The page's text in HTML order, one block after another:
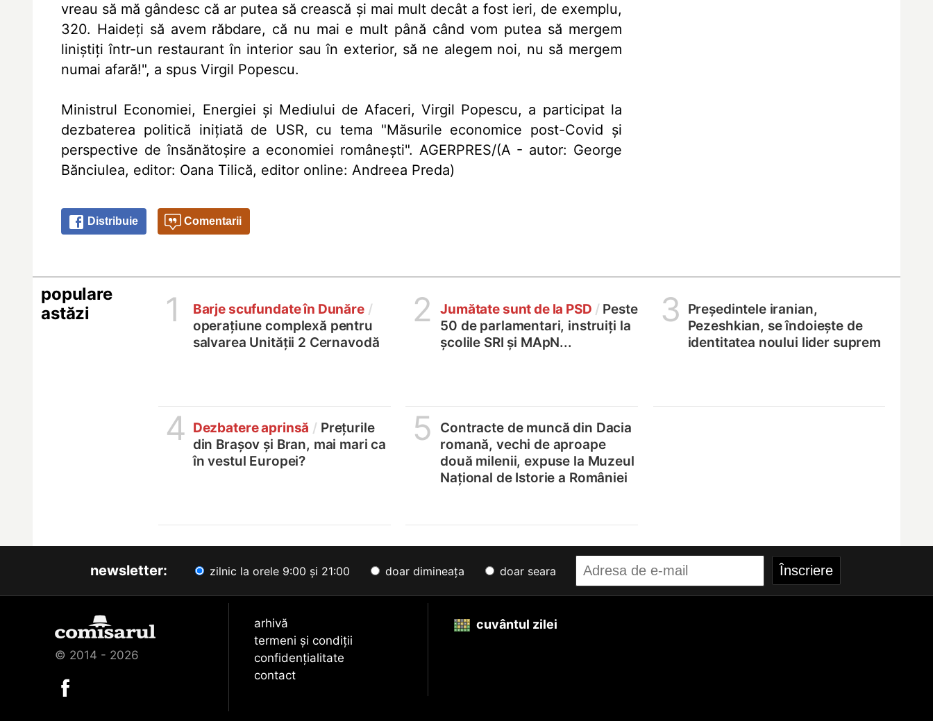
vreau să mă gândesc că ar putea să crească şi mai mult decât a fost ieri, de exemplu,
320. Haideţi să avem răbdare, că nu mai e mult până când vom putea să mergem
liniştiţi într-un restaurant în interior sau în exterior, să ne alegem noi, nu să mergem
numai afară!", a spus Virgil Popescu.
Ministrul Economiei, Energiei şi Mediului de Afaceri, Virgil Popescu, a participat la
dezbaterea politică iniţiată de USR, cu tema "Măsurile economice post-Covid şi
perspective de însănătoşire a economiei româneşti". AGERPRES/(A - autor: George
Bănciulea, editor: Oana Tilică, editor online: Andreea Preda)
Distribuie Comentarii
populare
astăzi
1 Barje scufundate în Dunăre /
operațiune complexă pentru
salvarea Unității 2 Cernavodă
2 Jumătate sunt de la PSD / Peste
50 de parlamentari, instruiți la
școlile SRI și MApN...
3
Președintele iranian,
Pezeshkian, se îndoiește de
identitatea noului lider suprem
4 Dezbatere aprinsă / Prețurile
din Brașov și Bran, mai mari ca
în vestul Europei?
5
Contracte de muncă din Dacia
romană, vechi de aproape
două milenii, expuse la Muzeul
Național de Istorie a României
newsletter: zilnic la orele 9:00 și 21:00 doar dimineața doar seara
© 2014 - 2026
arhivă
termeni și condiții
confidențialitate
contact
cuvântul zilei